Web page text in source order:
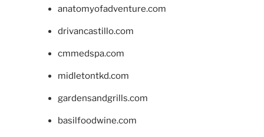
anatomyofadventure.com
drivancastillo.com
cmmedspa.com
midletontkd.com
gardensandgrills.com
basilfoodwine.com